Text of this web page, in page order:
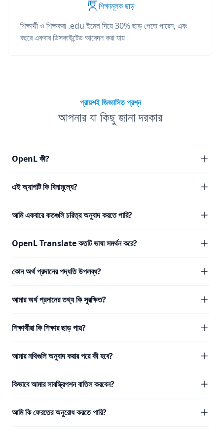
শিক্ষামূলক ছাড়
শিক্ষার্থী ও শিক্ষকরা .edu ইমেল দিয়ে 30% ছাড় পেতে পারেন, এবং
বছরে একবার ডিসকাউন্টেড আবেদন করা যায়।
প্রায়শই জিজ্ঞাসিত প্রশ্ন
আপনার যা কিছু জানা দরকার
OpenL কী?
এই অ্যাপটি কি বিনামূল্যে?
আমি একবারে কতগুলি চরিত্র অনুবাদ করতে পারি?
OpenL Translate কতটি ভাষা সমর্থন করে?
কোন অর্থ প্রদানের পদ্ধতি উপলব্ধ?
আমার অর্থ প্রদানের তথ্য কি সুরক্ষিত?
শিক্ষার্থীরা কি শিক্ষার ছাড় পায়?
আমার নথিগুলি অনুবাদ করার পরে কী হবে?
কিভাবে আমার সাবস্ক্রিপশন বাতিল করবেন?
আমি কি ফেরতের অনুরোধ করতে পারি?